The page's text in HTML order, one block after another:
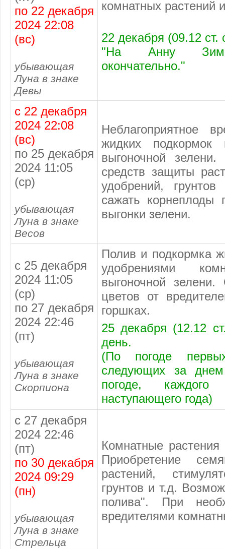
по 22 декабря
2024 22:08
(вс)
убывающая
Луна в знаке
Девы
комнатных растений
22 декабря (09.12
"На Анну Зима
окончательно."
с 22 декабря
2024 22:08
(вс)
по 25 декабря
2024 11:05
(ср)
убывающая
Луна в знаке
Весов
Неблагоприятное
жидких подкормок
выгоночной
средств защиты
удобрений,
сажать корнеплоды
выгонки зелени.
с 25 декабря
2024 11:05
(ср)
по 27 декабря
2024 22:46
(пт)
убывающая
Луна в знаке
Скорпиона
Полив и подкормка
удобрениями
выгоночной
цветов от
горшках.
25 декабря (12.12
день.
(По погоде
следующих за
погоде,
наступающего года)
с 27 декабря
2024 22:46
(пт)
по 30 декабря
2024 09:29
(пн)
убывающая
Луна в знаке
Стрельца
Комнатные
Приобретение
растений,
грунтов и т.д.
полива". При
вредителями